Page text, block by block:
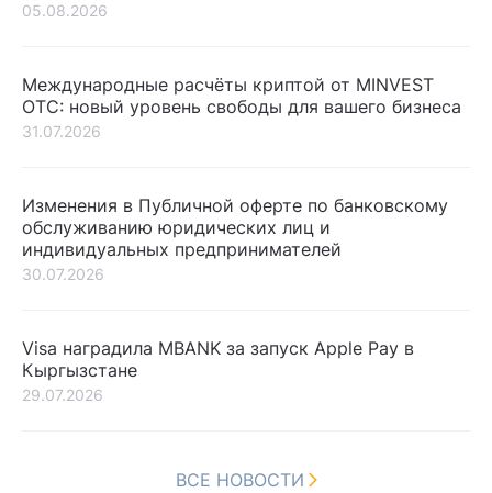
05.08.2026
Международные расчёты криптой от MINVEST
OTC: новый уровень свободы для вашего бизнеса
31.07.2026
Изменения в Публичной оферте по банковскому
обслуживанию юридических лиц и
индивидуальных предпринимателей
30.07.2026
Visa наградила MBANK за запуск Apple Pay в
Кыргызстане
29.07.2026
ВСЕ НОВОСТИ